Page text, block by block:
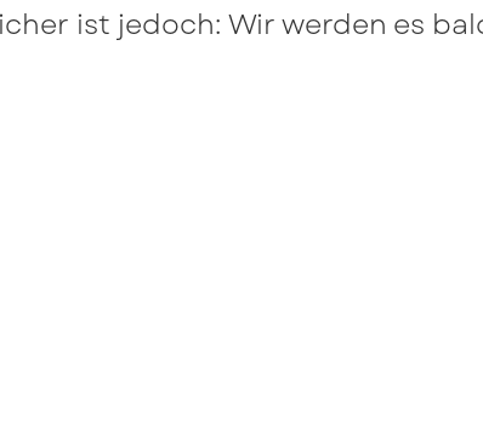
ist jedoch: Wir werden es